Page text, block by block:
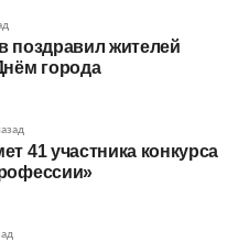
поздравил жителей
города
41 участника конкурса